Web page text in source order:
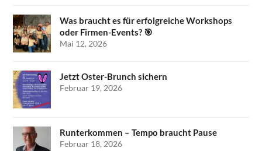
Was braucht es für erfolgreiche Workshops
oder Firmen-Events? 🎯
Mai 12, 2026
Jetzt Oster-Brunch sichern
Februar 19, 2026
Runterkommen – Tempo braucht Pause
Februar 18, 2026